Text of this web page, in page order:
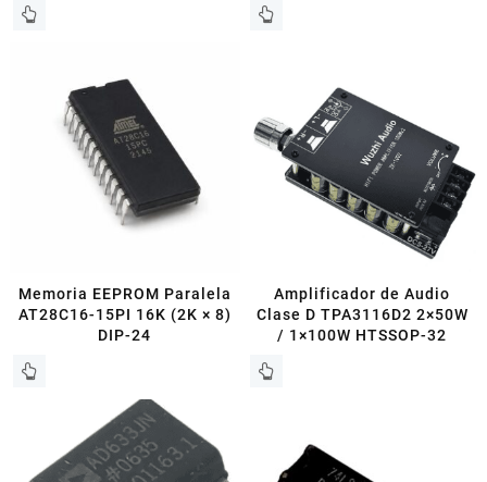
Memoria EEPROM Paralela
AT28C16-15PI 16K (2K × 8)
DIP-24
Amplificador de Audio
Clase D TPA3116D2 2×50W
/ 1×100W HTSSOP-32